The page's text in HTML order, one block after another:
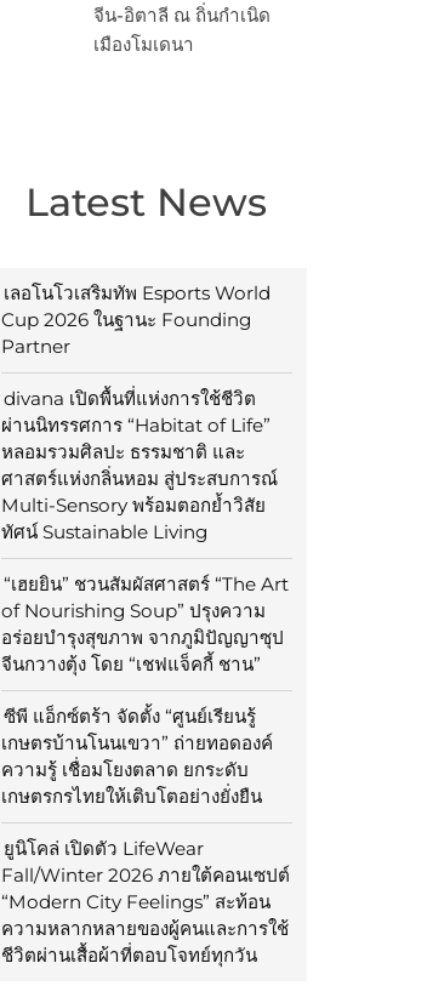
จีน-อิตาลี ณ ถิ่นกำเนิด
เมืองโมเดนา
Latest News
เลอโนโวเสริมทัพ Esports World
Cup 2026 ในฐานะ Founding
Partner
divana เปิดพื้นที่แห่งการใช้ชีวิต
ผ่านนิทรรศการ “Habitat of Life”
หลอมรวมศิลปะ ธรรมชาติ และ
ศาสตร์แห่งกลิ่นหอม สู่ประสบการณ์
Multi-Sensory พร้อมตอกย้ำวิสัย
ทัศน์ Sustainable Living
“เฮยยิน” ชวนสัมผัสศาสตร์ “The Art
of Nourishing Soup” ปรุงความ
อร่อยบำรุงสุขภาพ จากภูมิปัญญาซุป
จีนกวางตุ้ง โดย “เชฟแจ็คกี้ ชาน”
ซีพี แอ็กซ์ตร้า จัดตั้ง “ศูนย์เรียนรู้
เกษตรบ้านโนนเขวา” ถ่ายทอดองค์
ความรู้ เชื่อมโยงตลาด ยกระดับ
เกษตรกรไทยให้เติบโตอย่างยั่งยืน
ยูนิโคล่ เปิดตัว LifeWear
Fall/Winter 2026 ภายใต้คอนเซปต์
“Modern City Feelings” สะท้อน
ความหลากหลายของผู้คนและการใช้
ชีวิตผ่านเสื้อผ้าที่ตอบโจทย์ทุกวัน